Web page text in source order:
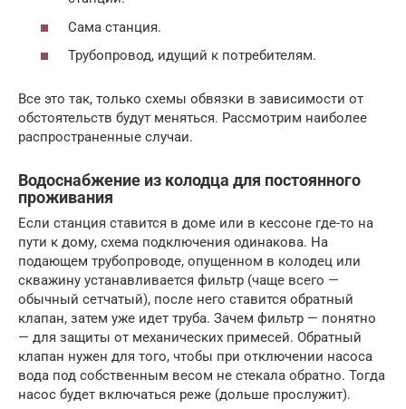
Сама станция.
Трубопровод, идущий к потребителям.
Все это так, только схемы обвязки в зависимости от
обстоятельств будут меняться. Рассмотрим наиболее
распространенные случаи.
Водоснабжение из колодца для постоянного
проживания
Если станция ставится в доме или в кессоне где-то на
пути к дому, схема подключения одинакова. На
подающем трубопроводе, опущенном в колодец или
скважину устанавливается фильтр (чаще всего —
обычный сетчатый), после него ставится обратный
клапан, затем уже идет труба. Зачем фильтр — понятно
— для защиты от механических примесей. Обратный
клапан нужен для того, чтобы при отключении насоса
вода под собственным весом не стекала обратно. Тогда
насос будет включаться реже (дольше прослужит).